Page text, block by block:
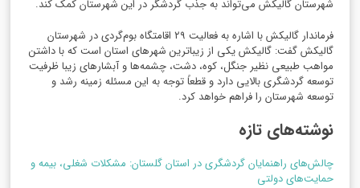
شهرستان گالیکش می‌تواند به جذب گردشگر در این شهرستان کمک کند.
فرماندار گالیکش با اشاره به فعالیت ۲۹ اقامتگاه بوم‌گردی در شهرستان
گالیکش گفت: گالیکش یکی از زیباترین شهرهای استان است که با داشتن
مواهب طبیعی نظیر جنگل، کوه، دشت، چشمه‌ها و آبشارهای زیبا ظرفیت
توسعه گردشگری بالایی دارد و قطعاً توجه به این مسئله زمینه رشد و
توسعه شهرستان را فراهم خواهد کرد.
نوشته‌های تازه
چالش‌های راهنمایان گردشگری در استان گلستان: مشکلات شغلی، بیمه و
حمایت‌های دولتی